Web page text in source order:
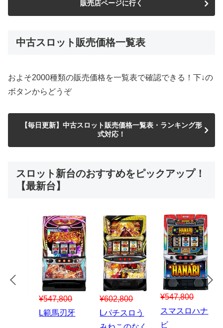
販売店ページに行く
中古スロット販売価格一覧表
およそ2000種類の販売価格を一覧表で確認できる！下↓の
ボタンからどうぞ
【毎日更新】中古スロット販売価格一覧表・ランキング形
式対応！
スロット新台のおすすめをピックアップ！
【最新台】
¥547,800
スマスロハナ
¥150,000
スマスロ秘宝
¥1,867,800
Lパチスロ 炎